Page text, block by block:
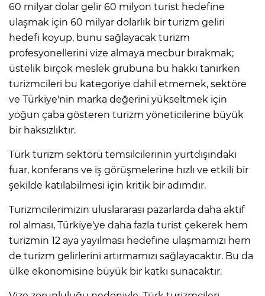
60 milyar dolar gelir 60 milyon turist hedefine
ulaşmak için 60 milyar dolarlık bir turizm geliri
hedefi koyup, bunu sağlayacak turizm
profesyonellerini vize almaya mecbur bırakmak;
üstelik birçok meslek grubuna bu hakkı tanırken
turizmcileri bu kategoriye dahil etmemek, sektöre
ve Türkiye'nin marka değerini yükseltmek için
yoğun çaba gösteren turizm yöneticilerine büyük
bir haksızlıktır.
Türk turizm sektörü temsilcilerinin yurtdışındaki
fuar, konferans ve iş görüşmelerine hızlı ve etkili bir
şekilde katılabilmesi için kritik bir adımdır.
Turizmcilerimizin uluslararası pazarlarda daha aktif
rol alması, Türkiye'ye daha fazla turist çekerek hem
turizmin 12 aya yayılması hedefine ulaşmamızı hem
de turizm gelirlerini artırmamızı sağlayacaktır. Bu da
ülke ekonomisine büyük bir katkı sunacaktır.